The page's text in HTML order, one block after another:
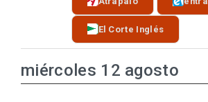
El Corte Inglés
miércoles 12 agosto